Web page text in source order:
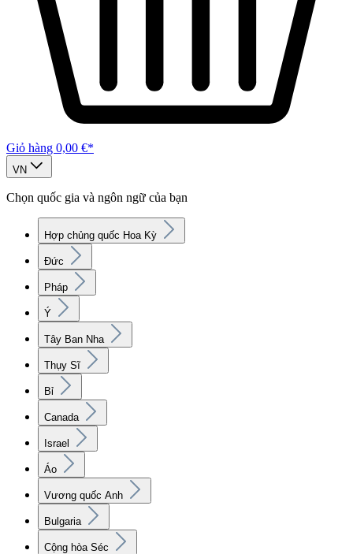
Giỏ hàng 0,00 €*
VN
Chọn quốc gia và ngôn ngữ của bạn
Hợp chủng quốc Hoa Kỳ
Đức
Pháp
Ý
Tây Ban Nha
Thụy Sĩ
Bỉ
Canada
Israel
Áo
Vương quốc Anh
Bulgaria
Cộng hòa Séc